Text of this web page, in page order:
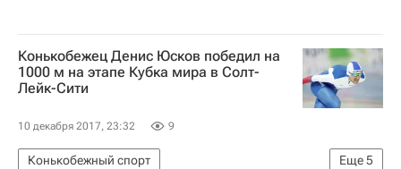
Конькобежец Денис Юсков победил на
1000 м на этапе Кубка мира в Солт-
Лейк-Сити
10 декабря 2017, 23:32 9
Еще5
Конькобежный спорт